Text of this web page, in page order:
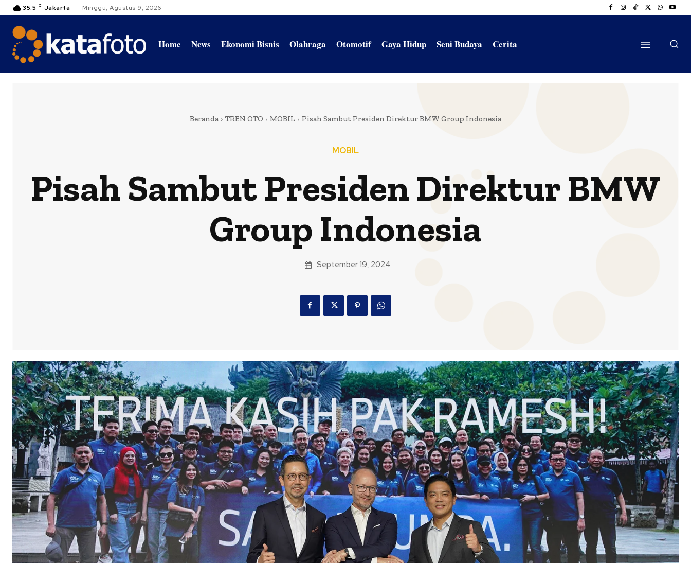
35.5 C Jakarta Minggu, Agustus 9, 2026
Home News Ekonomi Bisnis Olahraga Otomotif Gaya Hidup Seni Budaya Cerita
Beranda TREN OTO MOBIL Pisah Sambut Presiden Direktur BMW Group Indonesia
MOBIL
Pisah Sambut Presiden Direktur BMW
Group Indonesia
September 19, 2024